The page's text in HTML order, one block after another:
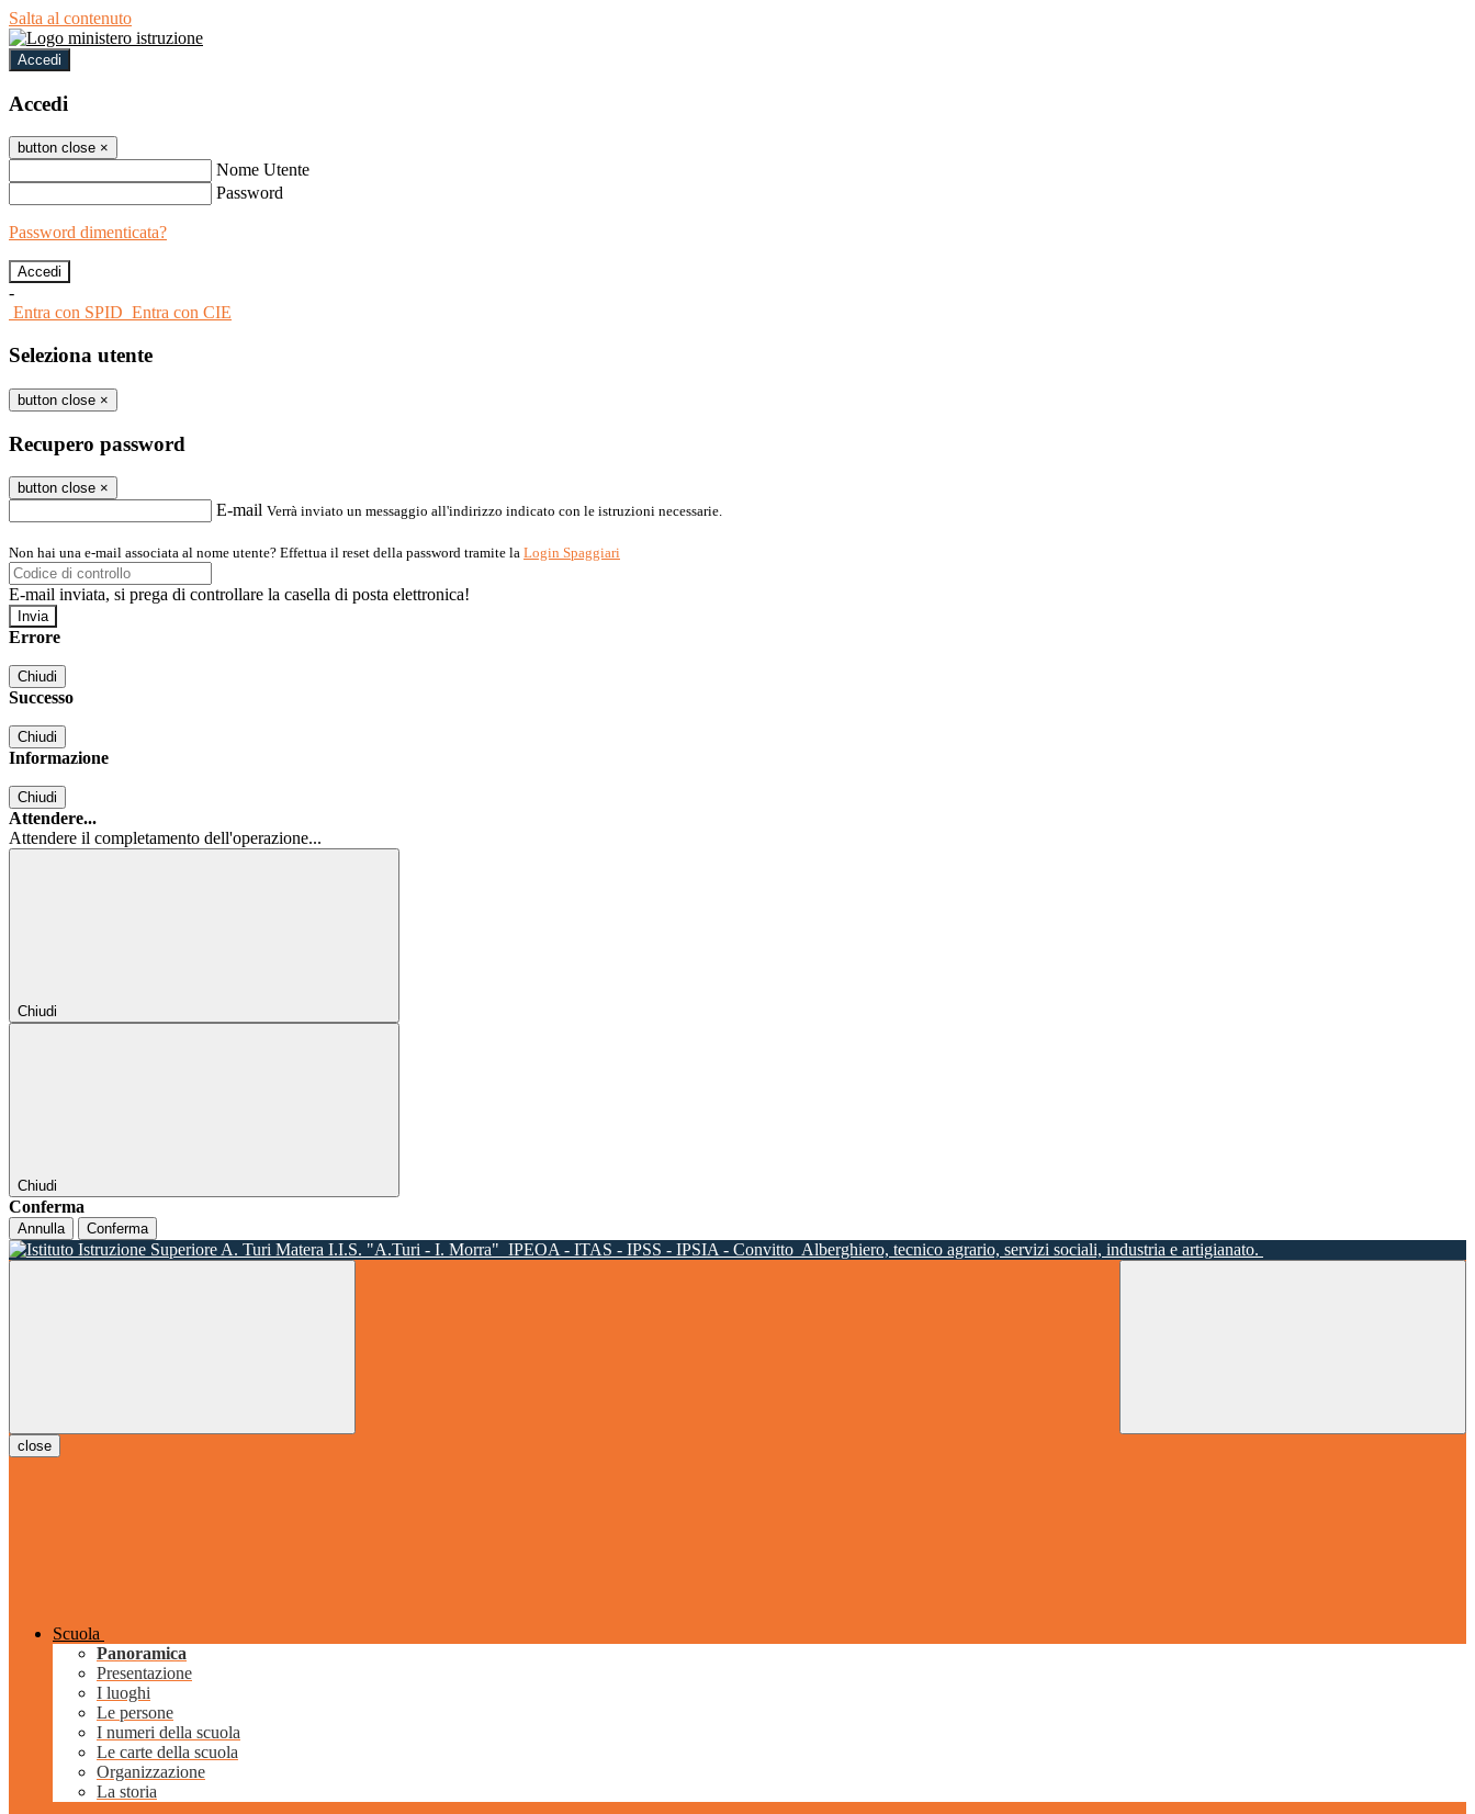
Salta al contenuto
Accedi
Accedi
button close ×
Nome Utente
Password
Password dimenticata?
-
Entra con SPID Entra con CIE
Seleziona utente
button close ×
Recupero password
button close ×
E-mail Verrà inviato un messaggio all'indirizzo indicato con le istruzioni necessarie.
Non hai una e-mail associata al nome utente? Effettua il reset della password tramite la Login Spaggiari
E-mail inviata, si prega di controllare la casella di posta elettronica!
Errore
Chiudi
Successo
Chiudi
Informazione
Chiudi
Attendere...
Attendere il completamento dell'operazione...
Chiudi
Chiudi
Conferma
Annulla Conferma
I.I.S. "A.Turi - I. Morra" IPEOA - ITAS - IPSS - IPSIA - Convitto Alberghiero, tecnico agrario, servizi sociali, industria e artigianato.
close
Scuola
Panoramica
Presentazione
I luoghi
Le persone
I numeri della scuola
Le carte della scuola
Organizzazione
La storia